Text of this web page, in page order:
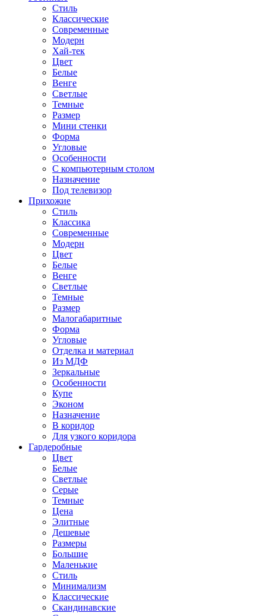
Стиль
Классические
Современные
Модерн
Хай-тек
Цвет
Белые
Венге
Светлые
Темные
Размер
Мини стенки
Форма
Угловые
Особенности
С компьютерным столом
Назначение
Под телевизор
Прихожие
Стиль
Классика
Современные
Модерн
Цвет
Белые
Венге
Светлые
Темные
Размер
Малогабаритные
Форма
Угловые
Отделка и материал
Из МДФ
Зеркальные
Особенности
Купе
Эконом
Назначение
В коридор
Для узкого коридора
Гардеробные
Цвет
Белые
Светлые
Серые
Темные
Цена
Элитные
Дешевые
Размеры
Большие
Маленькие
Стиль
Минимализм
Классические
Скандинавские